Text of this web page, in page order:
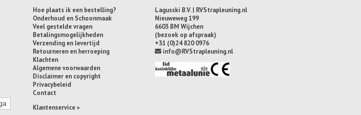
Hoe plaats ik een bestelling?
Onderhoud en Schoonmaak
Veel gestelde vragen
Betalingsmogelijkheden
Verzending en levertijd
Retourneren en herroeping
Klachten
Algemene voorwaarden
Disclaimer en copyright
Privacybeleid
Contact
Klantenservice »
Lagusski B.V. | RVStrapleuning.nl
Nieuweweg 199
6603 BM Wijchen
(bezoek op afspraak)
+31 (0)24 820 0976
info@RVStrapleuning.nl